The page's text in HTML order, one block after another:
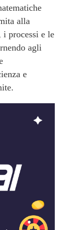
alla
i processi e le
agli
e